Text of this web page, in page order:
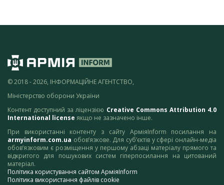
© 2018 - 2026, ІНФОРМАЦІЙНЕ АГЕНТСТВО,
Міністерство оборони України
Контент доступний за ліцензією Creative Commons Attribution 4.0
International license якщо не зазначено інше.
При використанні контенту з сайту АрміяInform посилання на
armyinform.com.ua обов’язкове. Для суб’єктів у сфері онлайн-медіа
обов’язковим є розміщення у першому абзаці матеріалу прямого та
відкритого для пошукових систем гіперпосилання на цитований
матеріал.
Політика користування сайтом АрміяInform
Політика використання файлів cookie